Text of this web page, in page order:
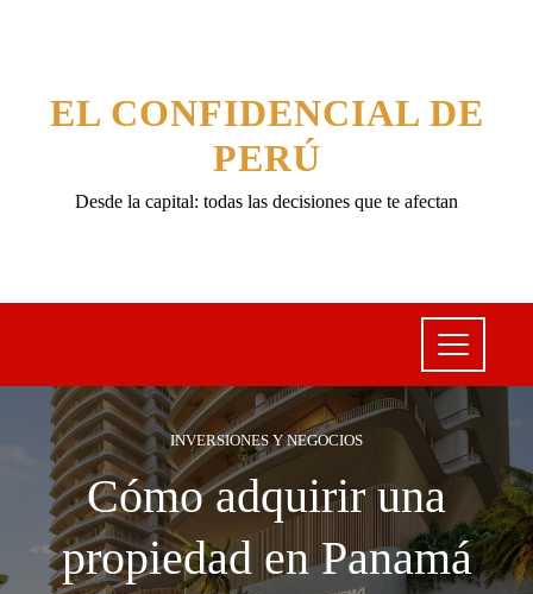
EL CONFIDENCIAL DE
PERÚ
Desde la capital: todas las decisiones que te afectan
INVERSIONES Y NEGOCIOS
Cómo adquirir una
propiedad en Panamá